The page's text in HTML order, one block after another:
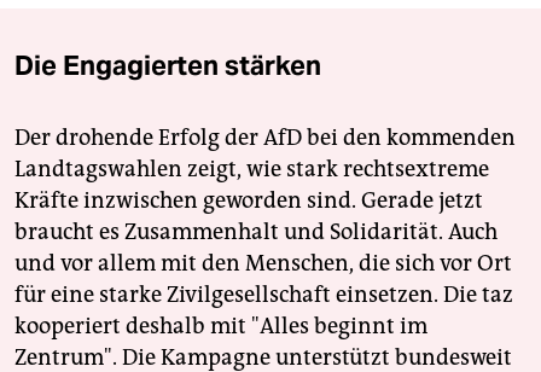
Die Engagierten stärken
Der drohende Erfolg der AfD bei den kommenden
Landtagswahlen zeigt, wie stark rechtsextreme
Kräfte inzwischen geworden sind. Gerade jetzt
braucht es Zusammenhalt und Solidarität. Auch
und vor allem mit den Menschen, die sich vor Ort
für eine starke Zivilgesellschaft einsetzen. Die taz
kooperiert deshalb mit "Alles beginnt im
Zentrum". Die Kampagne unterstützt bundesweit